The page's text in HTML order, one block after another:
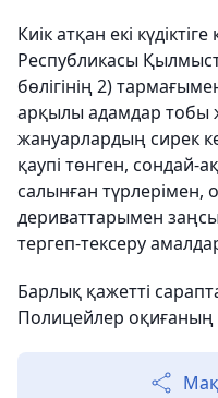
Киік атқан екі
Республикасы
бөлігінің 2)
арқылы адамдар тобы
жануарлардың сирек
қаупi төнген, сондай-
салынған түрлерімен,
дериваттарымен
тергеп-тексеру
Барлық қажетті
Полицейлер